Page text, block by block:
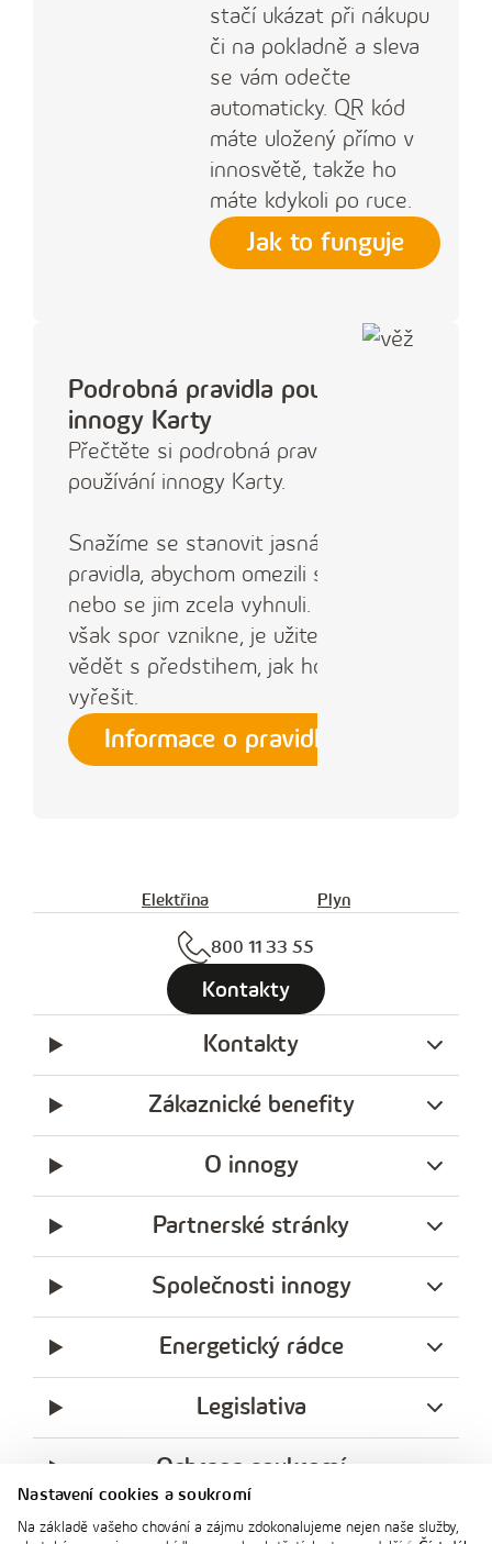
Nastavení cookies a soukromí
Na základě vašeho chování a zájmu zdokonalujeme nejen naše služby,
stačí ukázat při nákupu
či na pokladně a sleva
se vám odečte
automaticky. QR kód
máte uložený přímo v
innosvětě, takže ho
máte kdykoli po ruce.
Jak to funguje
Podrobná pravidla používání
innogy Karty
Přečtěte si podrobná pravidla
používání innogy Karty.
Snažíme se stanovit jasná
pravidla, abychom omezili spory
nebo se jim zcela vyhnuli. Pokud
však spor vznikne, je užitečné
vědět s předstihem, jak ho lze
vyřešit.
Informace o pravidlech
Elektřina Plyn
800 11 33 55
Kontakty
Kontakty
Zákaznické benefity
O innogy
Partnerské stránky
Společnosti innogy
Energetický rádce
Legislativa
Ochrana soukromí
messengerfacebook
x
instagramyoutubeLinkedin